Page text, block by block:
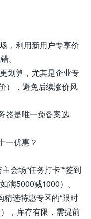
，利用新用户专享价
。
划算，尤其是企业专
），避免后续涨价风
器是唯一免备案选
一优惠？
会场“任务打卡”“签到
满5000减1000）。
选特惠专区的“限时
，库存有限，需提前